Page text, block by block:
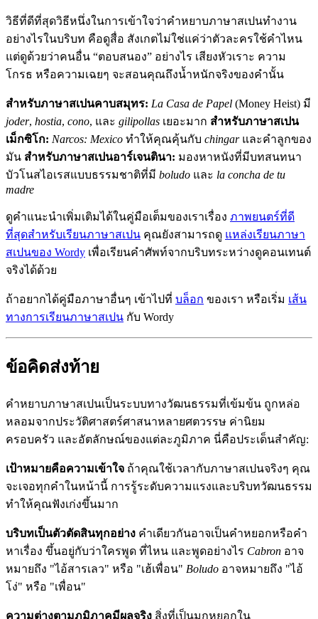
วิธีที่ดีที่สุดวิธีหนึ่งในการเข้าใจว่าคำหยาบภาษาสเปนทำงาน
อย่างไรในบริบท คือดูสื่อ สังเกตไม่ใช่แค่ว่าตัวละครใช้คำไหน
แต่ดูด้วยว่าคนอื่น “ตอบสนอง” อย่างไร เสียงหัวเราะ ความ
โกรธ หรือความเฉยๆ จะสอนคุณถึงน้ำหนักจริงของคำนั้น
สำหรับภาษาสเปนคาบสมุทร: La Casa de Papel (Money Heist) มี
joder, hostia, cono, และ gilipollas เยอะมาก สำหรับภาษาสเปน
เม็กซิโก: Narcos: Mexico ทำให้คุณคุ้นกับ chingarและคำลูกของ
มัน สำหรับภาษาสเปนอาร์เจนตินา: มองหาหนังที่มีบทสนทนา
บัวโนสไอเรสแบบธรรมชาติที่มี boludo และ la concha de tu
madre
ดูคำแนะนำเพิ่มเติมได้ในคู่มือเต็มของเราเรื่อง ภาพยนตร์ที่ดี
ที่สุดสำหรับเรียนภาษาสเปน คุณยังสามารถดู แหล่งเรียนภาษา
สเปนของ Wordy เพื่อเรียนคำศัพท์จากบริบทระหว่างดูคอนเทนต์
จริงได้ด้วย
ถ้าอยากได้คู่มือภาษาอื่นๆ เข้าไปที่ บล็อก ของเรา หรือเริ่ม เส้น
ทางการเรียนภาษาสเปน กับ Wordy
ข้อคิดส่งท้าย
คำหยาบภาษาสเปนเป็นระบบทางวัฒนธรรมที่เข้มข้น ถูกหล่อ
หลอมจากประวัติศาสตร์ศาสนาหลายศตวรรษ ค่านิยม
ครอบครัว และอัตลักษณ์ของแต่ละภูมิภาค นี่คือประเด็นสำคัญ:
เป้าหมายคือความเข้าใจ ถ้าคุณใช้เวลากับภาษาสเปนจริงๆ คุณ
จะเจอทุกคำในหน้านี้ การรู้ระดับความแรงและบริบทวัฒนธรรม
ทำให้คุณฟังเก่งขึ้นมาก
บริบทเป็นตัวตัดสินทุกอย่าง คำเดียวกันอาจเป็นคำหยอกหรือคำ
หาเรื่อง ขึ้นอยู่กับว่าใครพูด ที่ไหน และพูดอย่างไร Cabron อาจ
หมายถึง "ไอ้สารเลว" หรือ "เฮ้เพื่อน" Boludo อาจหมายถึง "ไอ้
โง่" หรือ "เพื่อน"
ความต่างตามภูมิภาคมีผลจริง สิ่งที่เป็นมุกหยอกใน